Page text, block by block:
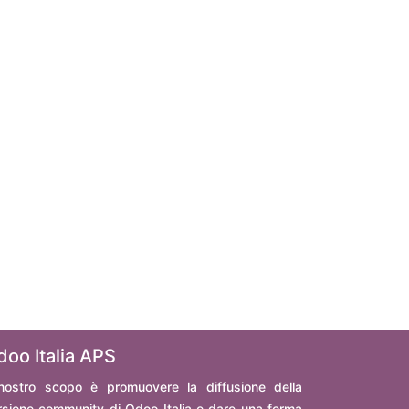
Italia APS
scopo è promuovere la diffusione della